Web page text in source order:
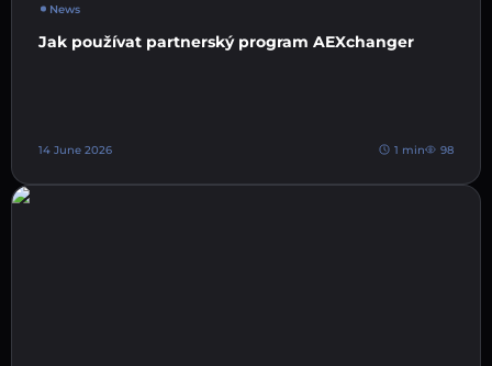
News
Jak používat partnerský program AEXchanger
14 June 2026 1 min 98